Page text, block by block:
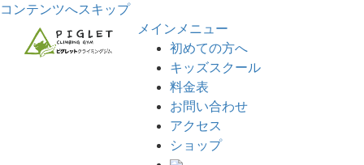
コンテンツへスキップ
メインメニュー
初めての方へ
キッズスクール
料金表
お問い合わせ
アクセス
ショップ